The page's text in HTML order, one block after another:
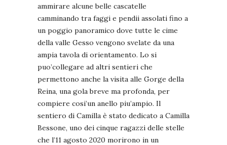
ammirare alcune belle cascatelle
camminando tra faggi e pendii assolati fino a
un poggio panoramico dove tutte le cime
della valle Gesso vengono svelate da una
ampia tavola di orientamento. Lo si
puo’collegare ad altri sentieri che
permettono anche la visita alle Gorge della
Reina, una gola breve ma profonda, per
compiere cosi’un anello piu’ampio. Il
sentiero di Camilla è stato dedicato a Camilla
Bessone, uno dei cinque ragazzi delle stelle
che l’11 agosto 2020 morirono in un